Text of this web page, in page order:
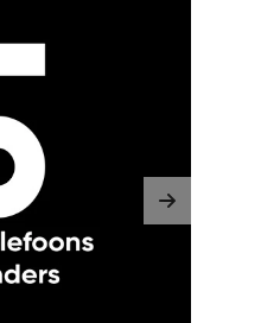
Next